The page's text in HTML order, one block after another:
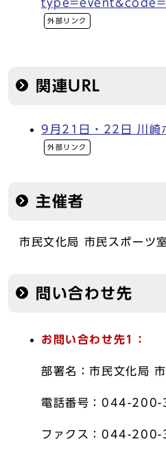
外部リンク
関連URL
9月21日・22日 川崎
外部リンク
主催者
市民文化局 市民スポーツ室
問い合わせ先
お問い合わせ先1：
部署名：市民文化局
電話番号：044-
ファクス：044-